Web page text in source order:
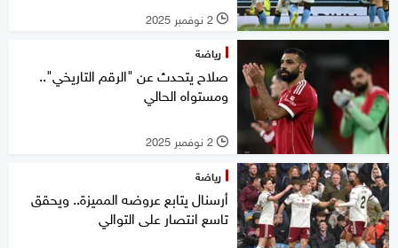
l 2 نوفمبر 2025
رياضة
صلاح يتحدث عن "الرقم التاريخي"..
ومستواه الحالي
l 2 نوفمبر 2025
رياضة
أرسنال يتابع عروضه المميزة.. ويحقق
تاسع انتصار على التوالي